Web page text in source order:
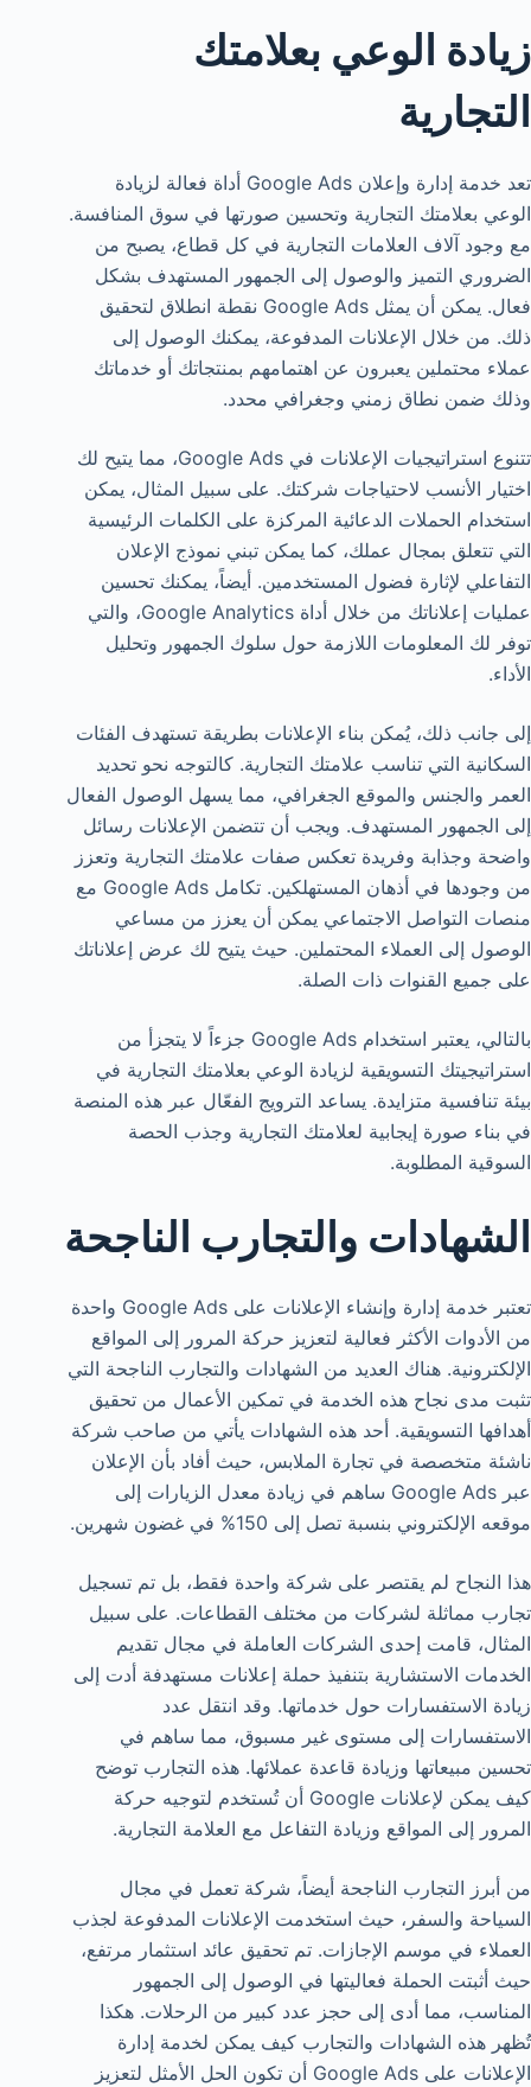
زيادة الوعي بعلامتك
التجارية
تعد خدمة إدارة وإعلان Google Ads أداة فعالة لزيادة
الوعي بعلامتك التجارية وتحسين صورتها في سوق المنافسة.
مع وجود آلاف العلامات التجارية في كل قطاع، يصبح من
الضروري التميز والوصول إلى الجمهور المستهدف بشكل
فعال. يمكن أن يمثل Google Ads نقطة انطلاق لتحقيق
ذلك. من خلال الإعلانات المدفوعة، يمكنك الوصول إلى
عملاء محتملين يعبرون عن اهتمامهم بمنتجاتك أو خدماتك
وذلك ضمن نطاق زمني وجغرافي محدد.
تتنوع استراتيجيات الإعلانات في Google Ads، مما يتيح لك
اختيار الأنسب لاحتياجات شركتك. على سبيل المثال، يمكن
استخدام الحملات الدعائية المركزة على الكلمات الرئيسية
التي تتعلق بمجال عملك، كما يمكن تبني نموذج الإعلان
التفاعلي لإثارة فضول المستخدمين. أيضاً، يمكنك تحسين
عمليات إعلاناتك من خلال أداة Google Analytics، والتي
توفر لك المعلومات اللازمة حول سلوك الجمهور وتحليل
الأداء.
إلى جانب ذلك، يُمكن بناء الإعلانات بطريقة تستهدف الفئات
السكانية التي تناسب علامتك التجارية. كالتوجه نحو تحديد
العمر والجنس والموقع الجغرافي، مما يسهل الوصول الفعال
إلى الجمهور المستهدف. ويجب أن تتضمن الإعلانات رسائل
واضحة وجذابة وفريدة تعكس صفات علامتك التجارية وتعزز
من وجودها في أذهان المستهلكين. تكامل Google Ads مع
منصات التواصل الاجتماعي يمكن أن يعزز من مساعي
الوصول إلى العملاء المحتملين. حيث يتيح لك عرض إعلاناتك
على جميع القنوات ذات الصلة.
بالتالي، يعتبر استخدام Google Ads جزءاً لا يتجزأ من
استراتيجيتك التسويقية لزيادة الوعي بعلامتك التجارية في
بيئة تنافسية متزايدة. يساعد الترويج الفعّال عبر هذه المنصة
في بناء صورة إيجابية لعلامتك التجارية وجذب الحصة
السوقية المطلوبة.
الشهادات والتجارب الناجحة
تعتبر خدمة إدارة وإنشاء الإعلانات على Google Ads واحدة
من الأدوات الأكثر فعالية لتعزيز حركة المرور إلى المواقع
الإلكترونية. هناك العديد من الشهادات والتجارب الناجحة التي
تثبت مدى نجاح هذه الخدمة في تمكين الأعمال من تحقيق
أهدافها التسويقية. أحد هذه الشهادات يأتي من صاحب شركة
ناشئة متخصصة في تجارة الملابس، حيث أفاد بأن الإعلان
عبر Google Ads ساهم في زيادة معدل الزيارات إلى
موقعه الإلكتروني بنسبة تصل إلى 150% في غضون شهرين.
هذا النجاح لم يقتصر على شركة واحدة فقط، بل تم تسجيل
تجارب مماثلة لشركات من مختلف القطاعات. على سبيل
المثال، قامت إحدى الشركات العاملة في مجال تقديم
الخدمات الاستشارية بتنفيذ حملة إعلانات مستهدفة أدت إلى
زيادة الاستفسارات حول خدماتها. وقد انتقل عدد
الاستفسارات إلى مستوى غير مسبوق، مما ساهم في
تحسين مبيعاتها وزيادة قاعدة عملائها. هذه التجارب توضح
كيف يمكن لإعلانات Google أن تُستخدم لتوجيه حركة
المرور إلى المواقع وزيادة التفاعل مع العلامة التجارية.
من أبرز التجارب الناجحة أيضاً، شركة تعمل في مجال
السياحة والسفر، حيث استخدمت الإعلانات المدفوعة لجذب
العملاء في موسم الإجازات. تم تحقيق عائد استثمار مرتفع،
حيث أثبتت الحملة فعاليتها في الوصول إلى الجمهور
المناسب، مما أدى إلى حجز عدد كبير من الرحلات. هكذا
تُظهر هذه الشهادات والتجارب كيف يمكن لخدمة إدارة
الإعلانات على Google Ads أن تكون الحل الأمثل لتعزيز